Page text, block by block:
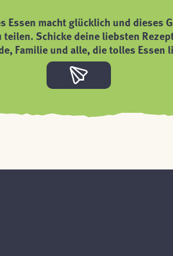
Essen macht glücklich und dieses
teilen. Schicke deine liebsten
Familie und alle, die tolles Essen